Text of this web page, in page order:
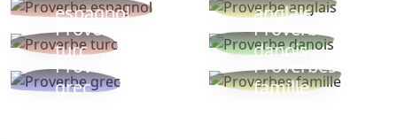
espagnol
anglais
Proverbe
turc
Proverbe
danois
Proverbe
grec
Proverbes
famille